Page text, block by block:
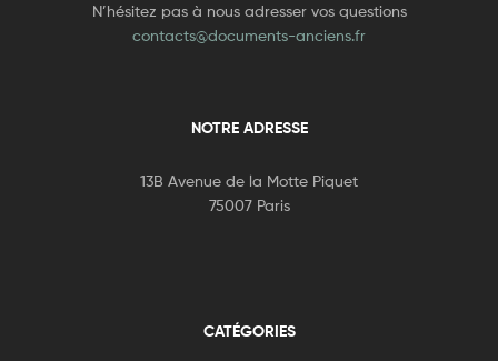
N’hésitez pas à nous adresser vos questions
contacts@documents-anciens.fr
NOTRE ADRESSE
13B Avenue de la Motte Piquet
75007 Paris
CATÉGORIES